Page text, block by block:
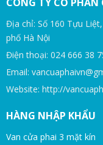
Địa chỉ: Số 160 Tựu
phố Hà Nội
Điện thoại: 024 666 38
Email:
Website: http://
HÀNG NHẬP KHẨU
Van cửa phai 3 mặt kín